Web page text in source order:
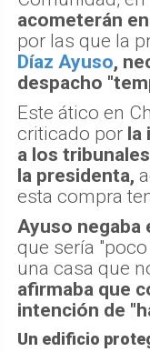
acometerán
por las que la
Díaz Ayuso,
despacho
Este ático en
criticado por la
a los
la presidenta,
esta compra
Ayuso negaba
que sería
una casa que
afirmaba que
intención de
Un edificio